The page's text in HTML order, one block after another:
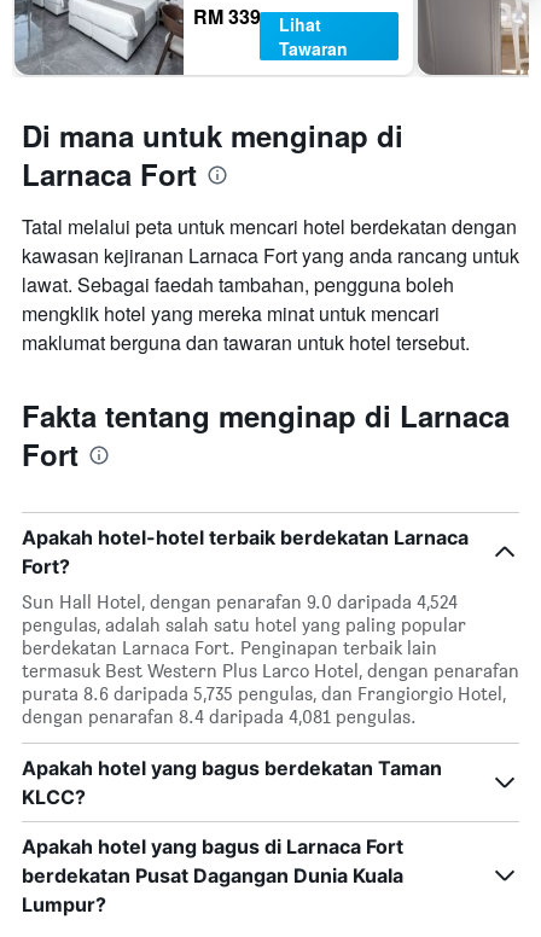
RM 339
Lihat
Tawaran
Di mana untuk menginap di
Larnaca Fort
Tatal melalui peta untuk mencari hotel berdekatan dengan
kawasan kejiranan Larnaca Fort yang anda rancang untuk
lawat. Sebagai faedah tambahan, pengguna boleh
mengklik hotel yang mereka minat untuk mencari
maklumat berguna dan tawaran untuk hotel tersebut.
Fakta tentang menginap di Larnaca
Fort
Apakah hotel-hotel terbaik berdekatan Larnaca
Fort?
Sun Hall Hotel, dengan penarafan 9.0 daripada 4,524
pengulas, adalah salah satu hotel yang paling popular
berdekatan Larnaca Fort. Penginapan terbaik lain
termasuk Best Western Plus Larco Hotel, dengan penarafan
purata 8.6 daripada 5,735 pengulas, dan Frangiorgio Hotel,
dengan penarafan 8.4 daripada 4,081 pengulas.
Apakah hotel yang bagus berdekatan Taman
KLCC?
Apakah hotel yang bagus di Larnaca Fort
berdekatan Pusat Dagangan Dunia Kuala
Lumpur?